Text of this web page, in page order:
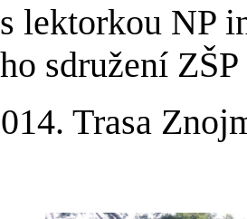
lektorkou NP
sdružení ZŠP
Trasa